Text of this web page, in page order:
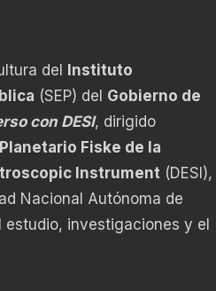
del Instituto
(SEP) del Gobierno de
con DESI, dirigido
Planetario Fiske de la
Instrument (DESI),
Nacional Autónoma de
investigaciones y el